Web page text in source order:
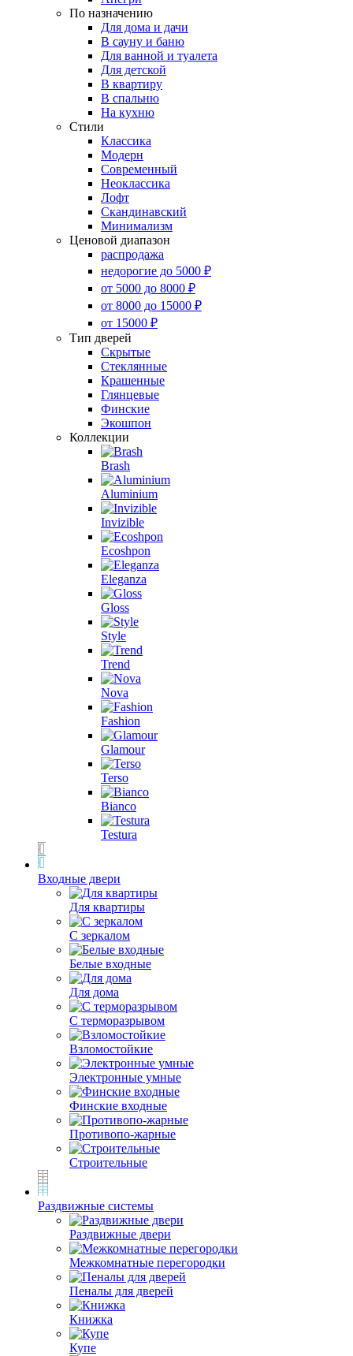
По назначению
Для дома и дачи
В сауну и баню
Для ванной и туалета
Для детской
В квартиру
В спальню
На кухню
Стили
Классика
Модерн
Современный
Неоклассика
Лофт
Скандинавский
Минимализм
Ценовой диапазон
распродажа
недорогие до 5000 ₽
от 5000 до 8000 ₽
от 8000 до 15000 ₽
от 15000 ₽
Тип дверей
Скрытые
Стеклянные
Крашенные
Глянцевые
Финские
Экошпон
Коллекции
Brash
Aluminium
Invizible
Ecoshpon
Eleganza
Gloss
Style
Trend
Nova
Fashion
Glamour
Terso
Bianco
Testura
Входные двери
Для квартиры
С зеркалом
Белые входные
Для дома
С терморазрывом
Взломостойкие
Электронные умные
Финские входные
Противопо-жарные
Строительные
Раздвижные системы
Раздвижные двери
Межкомнатные перегородки
Пеналы для дверей
Книжка
Купе